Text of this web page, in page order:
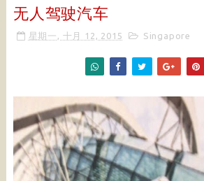
无人驾驶汽车
星期一, 十月 12, 2015 Singapore